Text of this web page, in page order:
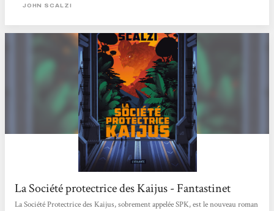
évoquées: oui dans l’ensemble.[...] Kaijū est un mot japonais désignant des
la notion de force de la nature, devant...
JOHN SCALZI
La Société protectrice des Kaijus - Fantastinet
La Société Protectrice des Kaijus, sobrement appelée SPK, est le nouveau roman